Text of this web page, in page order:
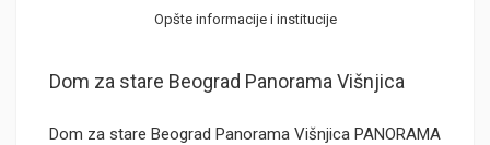
Opšte informacije i institucije
Dom za stare Beograd Panorama Višnjica
Dom za stare Beograd Panorama Višnjica PANORAMA